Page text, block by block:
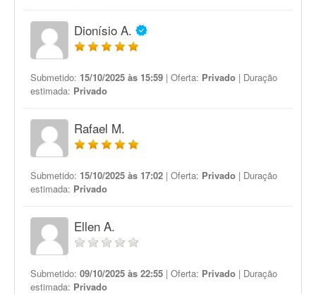
Dionísio A.
Submetido: 15/10/2025 às 15:59 | Oferta: Privado | Duração
estimada: Privado
Rafael M.
Submetido: 15/10/2025 às 17:02 | Oferta: Privado | Duração
estimada: Privado
Ellen A.
Submetido: 09/10/2025 às 22:55 | Oferta: Privado | Duração
estimada: Privado